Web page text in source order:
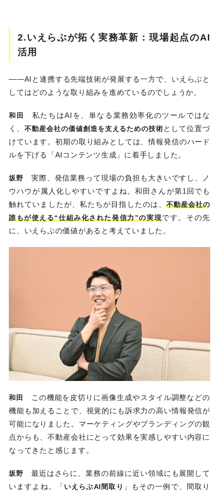
2.いえらぶが拓く実務革新：現場起点のAI
活用
――AIと連携する先端技術が発展する一方で、いえらぶと
してはどのような取り組みを進めているのでしょうか。
和田
私たちはAIを、単なる業務効率化のツールではな
く、不動産会社の価値創造を支えるための技術として位置づ
けています。初期の取り組みとしては、情報発信のハード
ルを下げる「AIコンテンツ生成」に着手しました。
坂野 実際、発信業務って現場の負担も大きいですし、ノ
ウハウが属人化しやすいですよね。和田さんが第1回でも
触れていましたが、私たちが目指したのは、不動産会社の
誰もが使える“仕組み化された発信力”の実現です。その先
に、いえらぶの価値があると考えていました。
和田
この機能を皮切りに画像生成やスタイル調整などの
機能も加えることで、視覚的にも訴求力の高い情報発信が
可能になりました。マーケティングやブランディングの観
点からも、不動産会社にとって効果を実感しやすい内容に
なってきたと感じます。
坂野 最近はさらに、業務の前線に近い領域にも展開して
いますよね。「いえらぶAI間取り 」もその一例で、間取り